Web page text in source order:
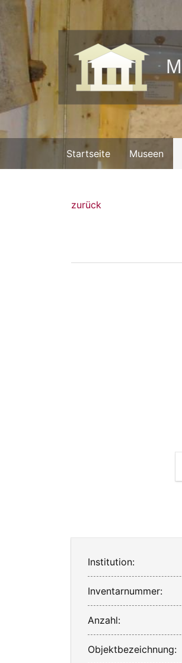
Startseite Museen
zurück
Institution:
Inventarnummer:
Anzahl:
Objektbezeichnung: